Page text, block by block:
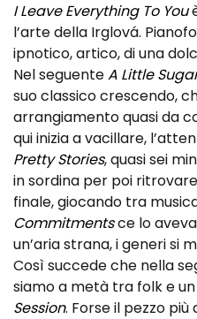
I Leave Everything To You
l’arte della Irglová.
ipnotico, artico, di una
Nel seguenteA Little
suo classico crescendo,
arrangiamento quasi da
qui inizia a vacillare,
Pretty Stories, quasi sei
in sordina per poi
finale, giocando tra
Commitmentsce lo
un’aria strana, i generi si
Così succede che nella
siamo a metà tra folk e
Session. Forse il pezzo